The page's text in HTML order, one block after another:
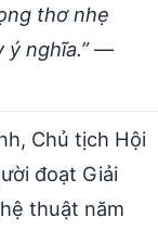
thơ nhẹ
nghĩa.”—
Chủ tịch Hội
đoạt Giải
thuật năm